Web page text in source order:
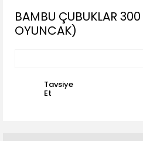
BAMBU ÇUBUKLAR
OYUNCAK)
Tavsiye
Et